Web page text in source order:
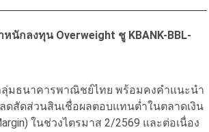
นักลงทุน Overweight ชู KBANK-BBL-
ลุ่มธนาคารพาณิชย์ไทย พร้อมคงคำแนะนำ
ดสัดส่วนสินเชื่อผลตอบแทนต่ำในตลาดเงิน
ในช่วงไตรมาส 2/2569 และต่อเนื่อง